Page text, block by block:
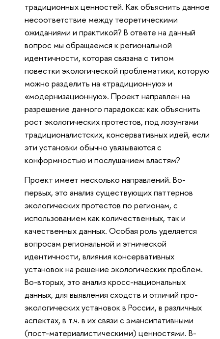
традиционных ценностей. Как объяснить данное
несоответствие между теоретическими
ожиданиями и практикой? В ответе на данный
вопрос мы обращаемся к региональной
идентичности, которая связана с типом
повестки экологической проблематики, которую
можно разделить на «традиционную» и
«модернизационную». Проект направлен на
разрешение данного парадокса: как объяснить
рост экологических протестов, под лозунгами
традиционалистских, консервативных идей, если
эти установки обычно увязываются с
конформностью и послушанием властям?
Проект имеет несколько направлений. Во-
первых, это анализ существующих паттернов
экологических протестов по регионам, с
использованием как количественных, так и
качественных данных. Особая роль уделяется
вопросам региональной и этнической
идентичности, влияния консервативных
установок на решение экологических проблем.
Во-вторых, это анализ кросс-национальных
данных, для выявления сходств и отличий про-
экологических установок в России, в различных
аспектах, в т.ч. в их связи с эмансипативными
(пост-материалистическими) ценностями. В-